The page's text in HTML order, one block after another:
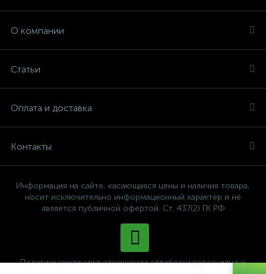
О компании
Статьи
Оплата и доставка
Контакты
Информация на сайте, касающаяся цены и наличия товара,
носит исключительно информационный характер и не
является публичной офертой. Ст. 437(2) ГК РФ
Политика компании в отношении обработки персональных